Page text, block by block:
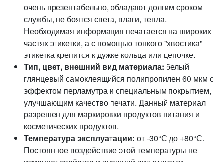
очень презентабельно, обладают долгим сроком
службы, не боятся света, влаги, тепла.
Необходимая информация печатается на широких
частях этикетки, а с помощью тонкого "хвостика"
этикетка крепится к дужке кольца или цепочке.
Тип, цвет, внешний вид материала: белый
глянцевый самоклеящийся полипропилен 60 мкм с
эффектом перламутра и специальным покрытием,
улучшающим качество печати. Данный материал
разрешен для маркировки продуктов питания и
косметических продуктов.
Температура эксплуатации: от -30°С до +80°С.
Постоянное воздействие этой температуры не